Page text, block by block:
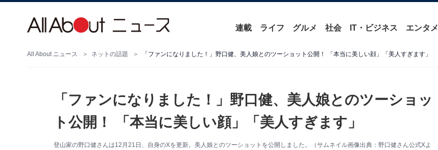
連載 ライフ グルメ 社会 IT・ビジネス エンタメ
All About ニュース ネットの話題 「ファンになりました！」野口健、美人娘とのツーショット公開！ 「本当に美しい顔」「美人すぎます」
「ファンになりました！」野口健、美人娘とのツーショッ
ト公開！ 「本当に美しい顔」「美人すぎます」
登山家の野口健さんは12月21日、自身のXを更新。美人娘とのツーショットを公開しました。（サムネイル画像出典：野口健さん公式Xよ